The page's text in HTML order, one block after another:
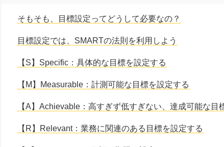
そもそも、目標設定ってどうして必要なの？
目標設定では、SMARTの法則を利用しよう
【S】Specific：具体的な目標を設定する
【M】Measurable：計測可能な目標を設定する
【A】Achievable：高すぎず低すぎない、達成可能な目
【R】Relevant：業務に関連のある目標を設定する